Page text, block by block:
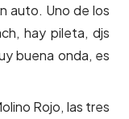
auto. Uno de los
hay pileta, djs
buena onda, es
Rojo, las tres